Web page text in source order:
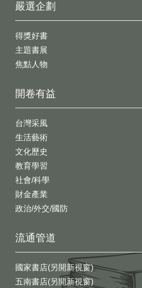
開卷有益
台灣采風
生活藝術
文化歷史
教育學習
社會/科學
財金產業
政治/外交/國防
嚴選企劃
得獎好書
主題書展
焦點人物
流通管道
國家書店(另開新視窗)
五南書店(另開新視窗)